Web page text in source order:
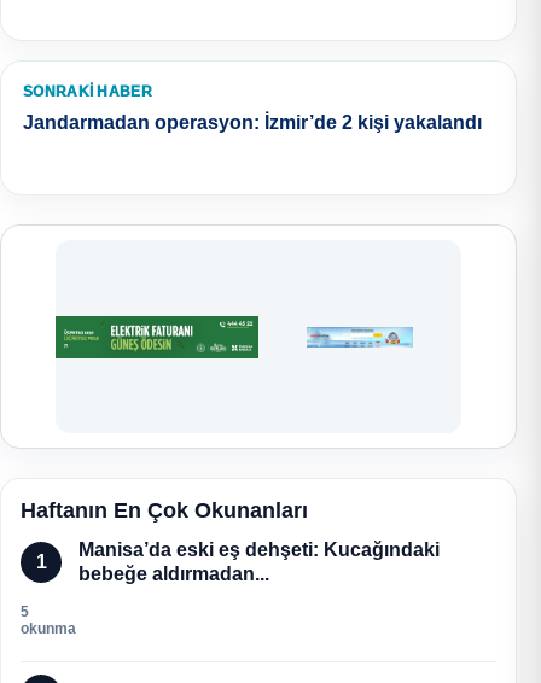
SONRAKI HABER
Jandarmadan operasyon: İzmir’de 2 kişi yakalandı
Haftanın En Çok Okunanları
1
Manisa’da eski eş dehşeti: Kucağındaki
bebeğe aldırmadan...
5
okunma